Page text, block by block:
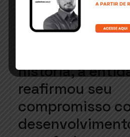
enriquecimento
democrático na
Com mais de
história, a
reafirmou seu
compromisso